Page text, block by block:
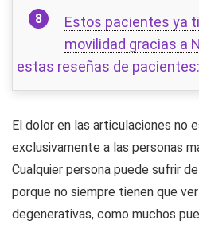
Estos pacientes ya
movilidad gracias a
estas reseñas de pacientes:
El dolor en las articulaciones no
exclusivamente a las personas
Cualquier persona puede sufrir
porque no siempre tienen que
degenerativas, como muchos